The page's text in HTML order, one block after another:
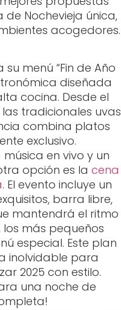
Nochevieja única,
acogedores.
su menú “Fin de Año
diseñada
cocina. Desde el
tradicionales uvas
combina platos
exclusivo.
en vivo y un
opción es la cena
. El evento incluye un
barra libre,
mantendrá el ritmo
los más pequeños
especial. Este plan
inolvidable para
2025 con estilo.
una noche de